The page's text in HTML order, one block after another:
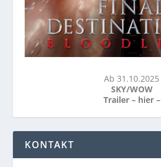
Ab 31.10.2025
SKY/WOW
Trailer – hier –
KONTAKT